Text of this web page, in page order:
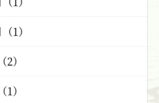
1）
）
）